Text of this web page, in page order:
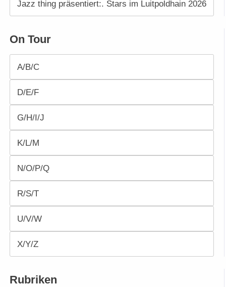
Jazz thing präsentiert:. Stars im Luitpoldhain 2026
On Tour
A/B/C
D/E/F
G/H/I/J
K/L/M
N/O/P/Q
R/S/T
U/V/W
X/Y/Z
Rubriken